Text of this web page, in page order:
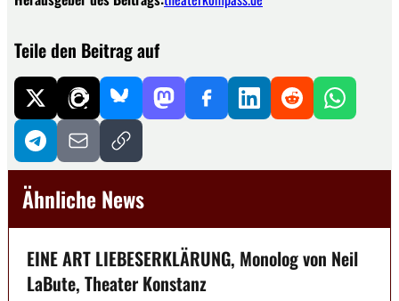
Teile den Beitrag auf
Ähnliche News
EINE ART LIEBESERKLÄRUNG, Monolog von Neil
LaBute, Theater Konstanz